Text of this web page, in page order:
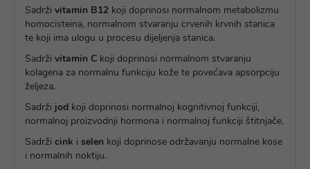
Sadrži vitamin B12 koji doprinosi normalnom metabolizmu
homocisteina, normalnom stvaranju crvenih krvnih stanica
te koji ima ulogu u procesu dijeljenja stanica.
Sadrži vitamin C koji doprinosi normalnom stvaranju
kolagena za normalnu funkciju kože te povećava apsorpciju
željeza.
Sadrži jod koji doprinosi normalnoj kognitivnoj funkciji,
normalnoj proizvodnji hormona i normalnoj funkciji štitnjače.
Sadrži cink i selen koji doprinose održavanju normalne kose
i normalnih noktiju.